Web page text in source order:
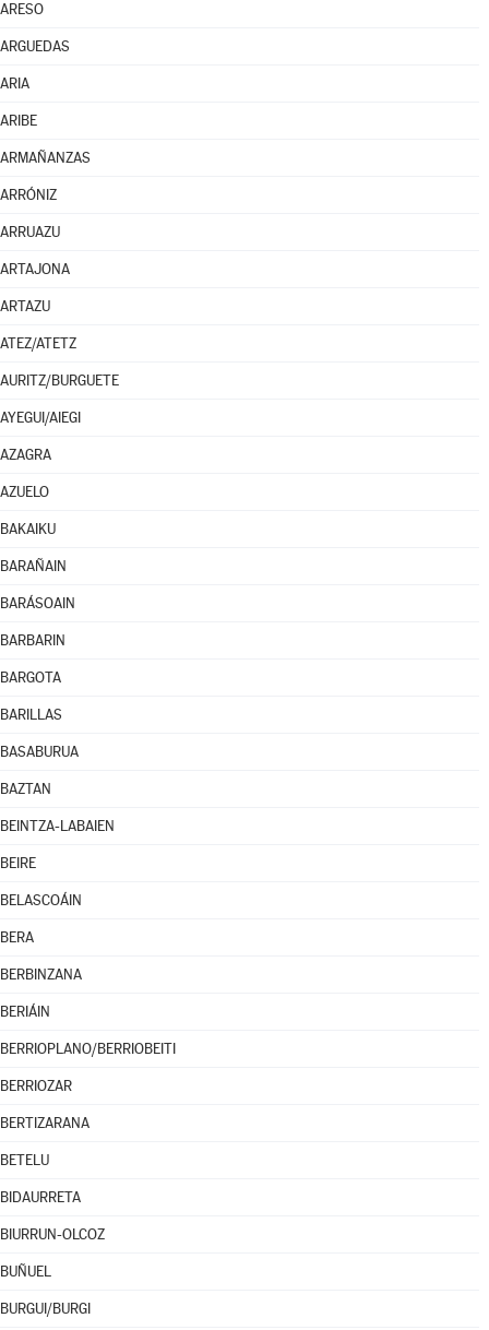
ARESO
ARGUEDAS
ARIA
ARIBE
ARMAÑANZAS
ARRÓNIZ
ARRUAZU
ARTAJONA
ARTAZU
ATEZ/ATETZ
AURITZ/BURGUETE
AYEGUI/AIEGI
AZAGRA
AZUELO
BAKAIKU
BARAÑAIN
BARÁSOAIN
BARBARIN
BARGOTA
BARILLAS
BASABURUA
BAZTAN
BEINTZA-LABAIEN
BEIRE
BELASCOÁIN
BERA
BERBINZANA
BERIÁIN
BERRIOPLANO/BERRIOBEITI
BERRIOZAR
BERTIZARANA
BETELU
BIDAURRETA
BIURRUN-OLCOZ
BUÑUEL
BURGUI/BURGI